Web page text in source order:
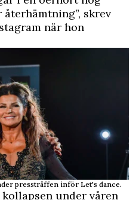
skrev
när hon
pressträffen inför Let's dance.
under våren